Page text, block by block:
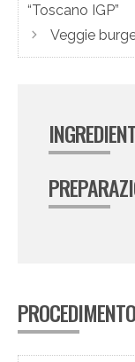
“Toscano IGP”
Veggie
PROCEDIMENTO